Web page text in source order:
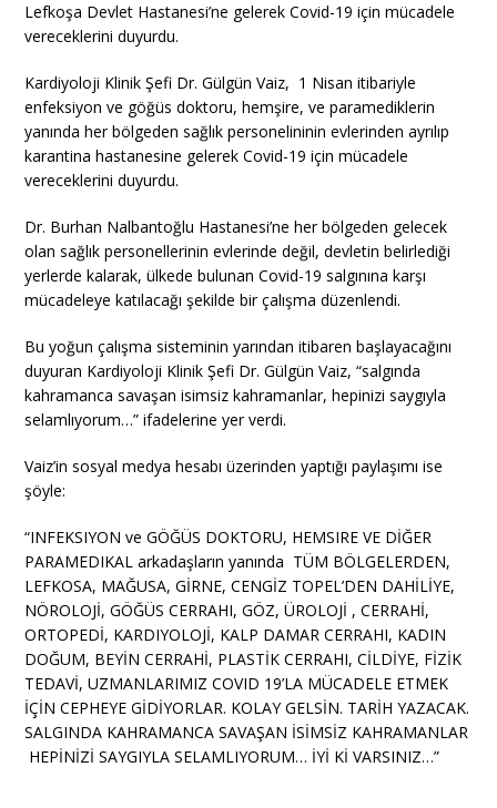
Lefkoşa Devlet Hastanesi’ne gelerek Covid-19 için mücadele
vereceklerini duyurdu.
Kardiyoloji Klinik Şefi Dr. Gülgün Vaiz, 1 Nisan itibariyle
enfeksiyon ve göğüs doktoru, hemşire, ve paramediklerin
yanında her bölgeden sağlık personelininin evlerinden ayrılıp
karantina hastanesine gelerek Covid-19 için mücadele
vereceklerini duyurdu.
Dr. Burhan Nalbantoğlu Hastanesi’ne her bölgeden gelecek
olan sağlık personellerinin evlerinde değil, devletin belirlediği
yerlerde kalarak, ülkede bulunan Covid-19 salgınına karşı
mücadeleye katılacağı şekilde bir çalışma düzenlendi.
Bu yoğun çalışma sisteminin yarından itibaren başlayacağını
duyuran Kardiyoloji Klinik Şefi Dr. Gülgün Vaiz, “salgında
kahramanca savaşan isimsiz kahramanlar, hepinizi saygıyla
selamlıyorum…” ifadelerine yer verdi.
Vaiz’in sosyal medya hesabı üzerinden yaptığı paylaşımı ise
şöyle:
“INFEKSIYON ve GÖĞÜS DOKTORU, HEMSIRE VE DİĞER
PARAMEDIKAL arkadaşların yanında TÜM BÖLGELERDEN,
LEFKOSA, MAĞUSA, GİRNE, CENGİZ TOPEL’DEN DAHİLİYE,
NÖROLOJİ, GÖĞÜS CERRAHI, GÖZ, ÜROLOJİ , CERRAHİ,
ORTOPEDİ, KARDIYOLOJİ, KALP DAMAR CERRAHI, KADIN
DOĞUM, BEYİN CERRAHİ, PLASTİK CERRAHI, CİLDİYE, FİZİK
TEDAVİ, UZMANLARIMIZ COVID 19’LA MÜCADELE ETMEK
İÇİN CEPHEYE GİDİYORLAR. KOLAY GELSİN. TARİH YAZACAK.
SALGINDA KAHRAMANCA SAVAŞAN İSİMSİZ KAHRAMANLAR
HEPİNİZİ SAYGIYLA SELAMLIYORUM… İYİ Kİ VARSINIZ…”